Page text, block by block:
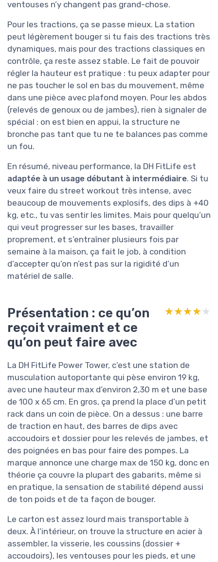
ventouses n’y changent pas grand-chose.
Pour les tractions, ça se passe mieux. La station
peut légèrement bouger si tu fais des tractions très
dynamiques, mais pour des tractions classiques en
contrôle, ça reste assez stable. Le fait de pouvoir
régler la hauteur est pratique : tu peux adapter pour
ne pas toucher le sol en bas du mouvement, même
dans une pièce avec plafond moyen. Pour les abdos
(relevés de genoux ou de jambes), rien à signaler de
spécial : on est bien en appui, la structure ne
bronche pas tant que tu ne te balances pas comme
un fou.
En résumé, niveau performance, la DH FitLife est
adaptée à un usage débutant à intermédiaire. Si tu
veux faire du street workout très intense, avec
beaucoup de mouvements explosifs, des dips à +40
kg, etc., tu vas sentir les limites. Mais pour quelqu’un
qui veut progresser sur les bases, travailler
proprement, et s’entraîner plusieurs fois par
semaine à la maison, ça fait le job, à condition
d’accepter qu’on n’est pas sur la rigidité d’un
matériel de salle.
Présentation : ce qu’on
reçoit vraiment et ce
qu’on peut faire avec
★★★★★
★★★★★
La DH FitLife Power Tower, c’est une station de
musculation autoportante qui pèse environ 19 kg,
avec une hauteur max d’environ 2,30 m et une base
de 100 x 65 cm. En gros, ça prend la place d’un petit
rack dans un coin de pièce. On a dessus : une barre
de traction en haut, des barres de dips avec
accoudoirs et dossier pour les relevés de jambes, et
des poignées en bas pour faire des pompes. La
marque annonce une charge max de 150 kg, donc en
théorie ça couvre la plupart des gabarits, même si
en pratique, la sensation de stabilité dépend aussi
de ton poids et de ta façon de bouger.
Le carton est assez lourd mais transportable à
deux. À l’intérieur, on trouve la structure en acier à
assembler, la visserie, les coussins (dossier +
accoudoirs), les ventouses pour les pieds, et une